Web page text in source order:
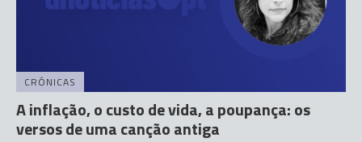
CRÓNICAS
A inflação, o custo de vida, a poupança: os
versos de uma canção antiga